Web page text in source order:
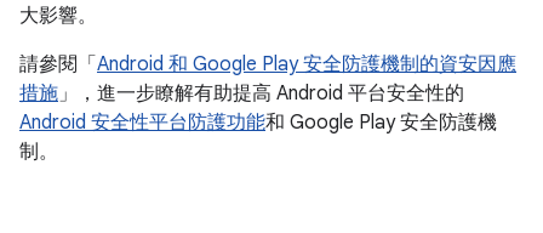
大影響。
請參閱「 Android 和 Google Play 安全防護機制的資安因應
措施」，進一步瞭解有助提高 Android 平台安全性的
Android 安全性平台防護功能和 Google Play 安全防護機
制。